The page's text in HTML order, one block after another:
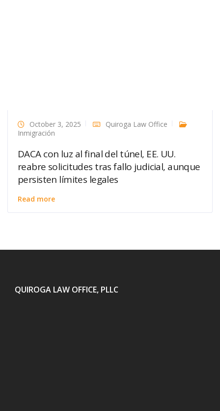
October 3, 2025
Quiroga Law Office
Inmigración
DACA con luz al final del túnel, EE. UU.
reabre solicitudes tras fallo judicial, aunque
persisten límites legales
Read more
QUIROGA LAW OFFICE, PLLC